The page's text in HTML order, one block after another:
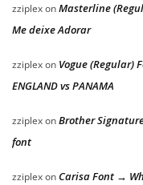
zziplexonMasterline
Me deixe Adorar
zziplexon Vogue (Regular)
ENGLAND vs PANAMA
zziplexonBrother
font
zziplexon Carisa Font →